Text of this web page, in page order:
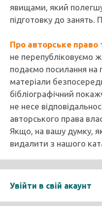
явищами, який
підготовку до занять.
Про авторське право
не перепубліковуємо
подаємо посилання
матеріали
бібліографічний
не несе
авторського права
Якщо, на вашу думку,
видалити з нашого
Увійти в свій акаунт